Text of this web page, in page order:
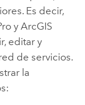
Es decir,
y ArcGIS
editar y
de servicios.
la